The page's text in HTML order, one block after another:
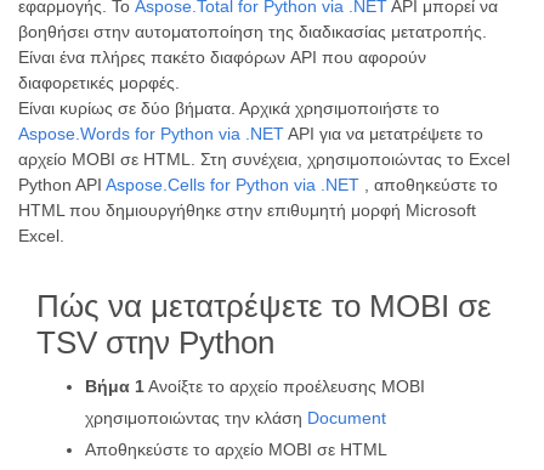
εφαρμογής. Το Aspose.Total for Python via .NETAPI μπορεί να
βοηθήσει στην αυτοματοποίηση της διαδικασίας μετατροπής.
Είναι ένα πλήρες πακέτο διαφόρων API που αφορούν
διαφορετικές μορφές.
Είναι κυρίως σε δύο βήματα. Αρχικά χρησιμοποιήστε το
Aspose.Words for Python via .NETAPI για να μετατρέψετε το
αρχείο MOBI σε HTML. Στη συνέχεια, χρησιμοποιώντας το Excel
Python API Aspose.Cells for Python via .NET , αποθηκεύστε το
HTML που δημιουργήθηκε στην επιθυμητή μορφή Microsoft
Excel.
Πώς να μετατρέψετε το MOBI σε
TSV στην Python
Βήμα 1Ανοίξτε το αρχείο προέλευσης MOBI
χρησιμοποιώντας την κλάση Document
Αποθηκεύστε το αρχείο MOBI σε HTML